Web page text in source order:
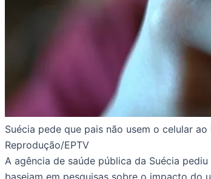
Suécia pede que pais não usem o celular
Reprodução/EPTV
A agência de saúde pública da Suécia